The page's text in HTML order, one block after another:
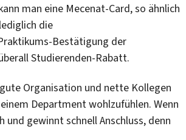
man eine Mecenat-Card, so ähnlich
die
Bestätigung der
Studierenden-Rabatt.
Organisation und nette Kollegen
Department wohlzufühlen. Wenn
gewinnt schnell Anschluss, denn